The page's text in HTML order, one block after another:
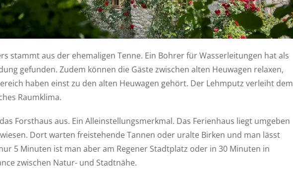
stammt aus der ehemaligen Tenne. Ein Bohrer für Wasserleitungen hat als
gefunden. Zudem können die Gäste zwischen alten Heuwagen relaxen,
haben einst zu den alten Heuwagen gehört. Der Lehmputz verleiht dem
Raumklima.
Forsthaus aus. Ein Alleinstellungsmerkmal. Das Ferienhaus liegt umgeben
Dort warten freistehende Tannen oder uralte Birken und man lässt
5 Minuten ist man aber am Regener Stadtplatz oder in 30 Minuten in
zwischen Natur- und Stadtnähe.